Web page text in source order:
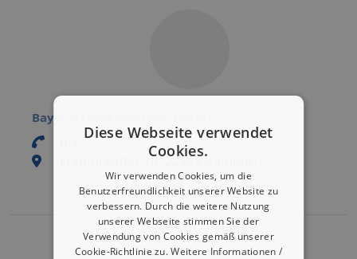
Bayer Hausverwaltung GmbH
Frahmredder 1B, 22393 Hamburg
Eintrag bearbeiten
Eintrag aktivieren
Diese Webseite verwendet
Cookies.
Wir verwenden Cookies, um die
Benutzerfreundlichkeit unserer Website zu
verbessern. Durch die weitere Nutzung
unserer Webseite stimmen Sie der
Verwendung von Cookies gemäß unserer
Cookie-Richtlinie zu.Weitere Informationen /